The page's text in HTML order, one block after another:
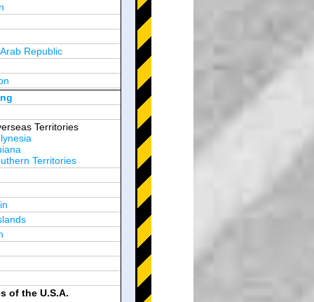
Republic
Arab Emirates
Territories
Territories
of the U.S.A.